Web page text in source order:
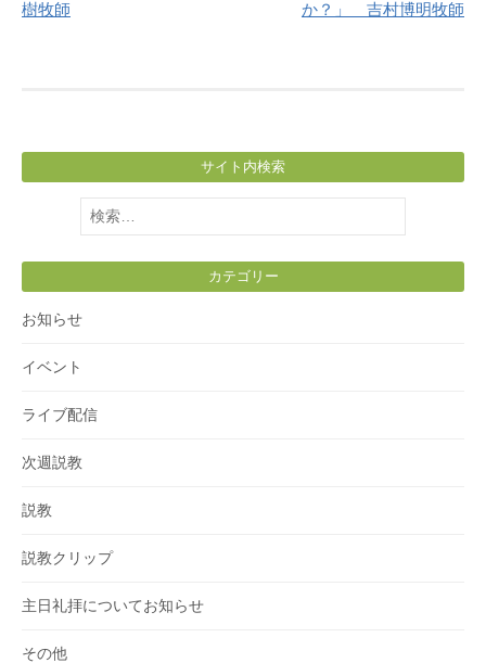
樹牧師
か？」 吉村博明牧師
サイト内検索
検
索:
カテゴリー
お知らせ
イベント
ライブ配信
次週説教
説教
説教クリップ
主日礼拝についてお知らせ
その他